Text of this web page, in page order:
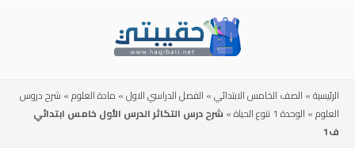
الرئيسية» الصف الخامس الابتدائي» الفصل الدراسي الاول» مادة العلوم» شرح دروس
العلوم» الوحدة 1 تنوع الحياة » شرح درس التكاثر الدرس الأول خامس ابتدائي
ف1